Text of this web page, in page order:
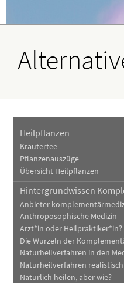
Heilpflanzen
Kräutertee
Pflanzenauszüge
Übersicht Heilpflanzen
Hintergrundwissen
Anbieter
Anthroposophische Medizin
Ärzt*in oder Heilpraktiker*in?
Die Wurzeln der
Naturheilverfahren in den
Naturheilverfahren
Natürlich heilen, aber wie?